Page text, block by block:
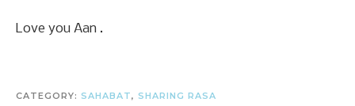
Love you Aan .
CATEGORY: SAHABAT, SHARING RASA